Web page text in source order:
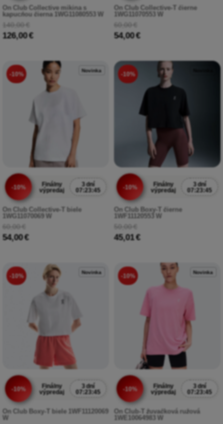
On Club Collective mikina s
kapucňou čierna 1WG11080553 W
140,00 €
126,00 €
On Club Collective-T čierne
1WG11070553 W
60,00 €
54,00 €
-10%
Novinka
-10%
Finálny
výpredaj
3 dní
07:23:43
On Club Collective-T biele
1WG11070069 W
60,00 €
54,00 €
-10%
-10%
Finálny
výpredaj
3 dní
07:23:43
On Club Boxy-T čierne
1WF11120553 W
50,00 €
45,01 €
-10%
Novinka
-10%
Finálny
výpredaj
3 dní
07:23:43
On Club Boxy-T biele 1WF11120069
W
-10%
Novinka
-10%
Finálny
výpredaj
3 dní
07:23:43
On Club-T žuvačková ružová
1WE10064983 W